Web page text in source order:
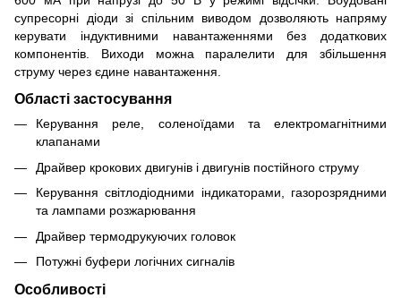
супресорні діоди зі спільним виводом дозволяють напряму
керувати індуктивними навантаженнями без додаткових
компонентів. Виходи можна паралелити для збільшення
струму через єдине навантаження.
Області застосування
Керування реле, соленоїдами та електромагнітними
клапанами
Драйвер крокових двигунів і двигунів постійного струму
Керування світлодіодними індикаторами, газорозрядними
та лампами розжарювання
Драйвер термодрукуючих головок
Потужні буфери логічних сигналів
Особливості